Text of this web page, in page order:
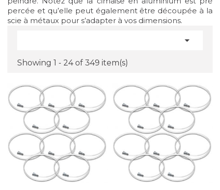
percée et qu’elle peut également être découpée à la
scie à métaux pour s’adapter à vos dimensions.

Showing 1 - 24 of 349 item(s)